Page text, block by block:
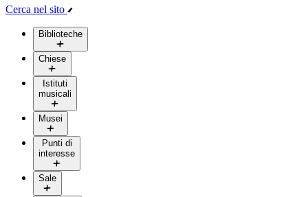
Cerca nel sito
Biblioteche
Chiese
Istituti
musicali
Musei
Punti di
interesse
Sale